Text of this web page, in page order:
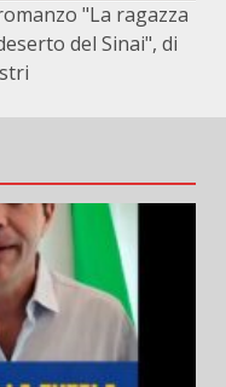
"La ragazza
del Sinai", di